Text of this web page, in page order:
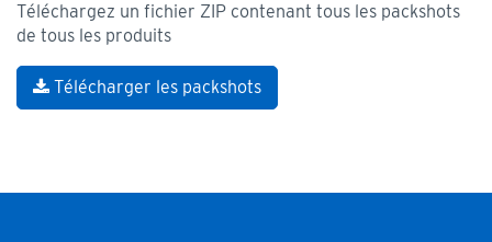
Téléchargez un fichier ZIP contenant tous les packshots
de tous les produits
Télécharger les packshots